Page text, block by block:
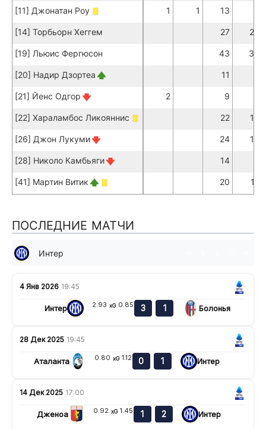
[11] Джонатан Роу 1 1 13
[14] Торбьорн Хеггем 27 26
[19] Льюис Фергюсон 43 38
[20] Надир Дзортеа 11
[21] Йенс Одгор 2 9
[22] Хараламбос Ликояннис 22 16
[26] Джон Лукуми 24 19
[28] Николо Камбьяги 14
[41] Мартин Витик 20 17
ПОСЛЕДНИЕ МАТЧИ
Интер
4 Янв 2026 19:45
Интер 2.93 xG 0.85 3 1 Болонья
28 Дек 2025 19:45
Аталанта 0.80 xG 1.12 0 1 Интер
14 Дек 2025 17:00
Дженоа 0.92 xG 1.45 1 2 Интер